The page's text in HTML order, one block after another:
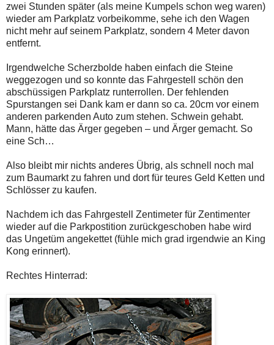
zwei Stunden später (als meine Kumpels schon weg waren)
wieder am Parkplatz vorbeikomme, sehe ich den Wagen
nicht mehr auf seinem Parkplatz, sondern 4 Meter davon
entfernt.
Irgendwelche Scherzbolde haben einfach die Steine
weggezogen und so konnte das Fahrgestell schön den
abschüssigen Parkplatz runterrollen. Der fehlenden
Spurstangen sei Dank kam er dann so ca. 20cm vor einem
anderen parkenden Auto zum stehen. Schwein gehabt.
Mann, hätte das Ärger gegeben – und Ärger gemacht. So
eine Sch…
Also bleibt mir nichts anderes Übrig, als schnell noch mal
zum Baumarkt zu fahren und dort für teures Geld Ketten und
Schlösser zu kaufen.
Nachdem ich das Fahrgestell Zentimeter für Zentimenter
wieder auf die Parkpostition zurückgeschoben habe wird
das Ungetüm angekettet (fühle mich grad irgendwie an King
Kong erinnert).
Rechtes Hinterrad: